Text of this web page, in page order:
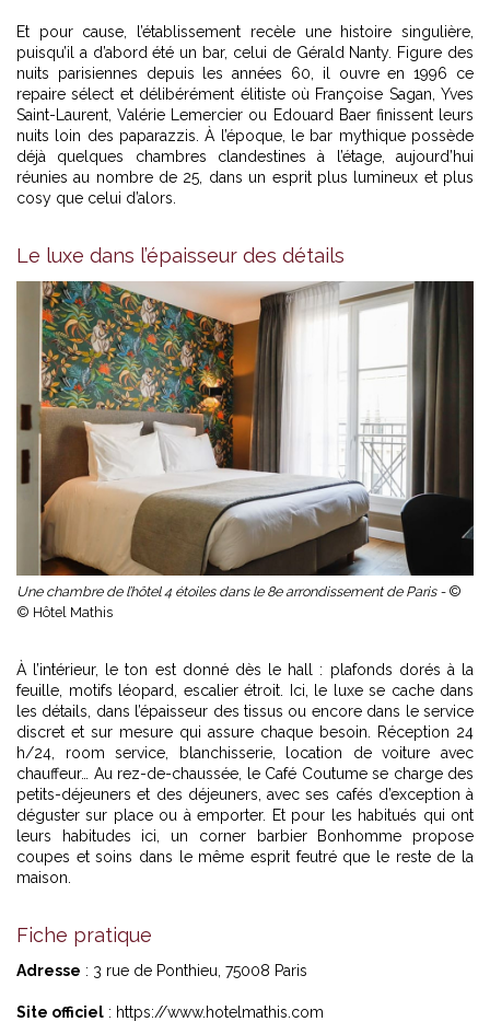
Et pour cause, l’établissement recèle une histoire singulière,
puisqu’il a d’abord été un bar, celui de Gérald Nanty. Figure des
nuits parisiennes depuis les années 60, il ouvre en 1996 ce
repaire sélect et délibérément élitiste où Françoise Sagan, Yves
Saint-Laurent, Valérie Lemercier ou Edouard Baer finissent leurs
nuits loin des paparazzis. À l’époque, le bar mythique possède
déjà quelques chambres clandestines à l’étage, aujourd’hui
réunies au nombre de 25, dans un esprit plus lumineux et plus
cosy que celui d’alors.
Le luxe dans l’épaisseur des détails
Une chambre de l’hôtel 4 étoiles dans le 8e arrondissement de Paris - ©
© Hôtel Mathis
À l’intérieur, le ton est donné dès le hall : plafonds dorés à la
feuille, motifs léopard, escalier étroit. Ici, le luxe se cache dans
les détails, dans l’épaisseur des tissus ou encore dans le service
discret et sur mesure qui assure chaque besoin. Réception 24
h/24, room service, blanchisserie, location de voiture avec
chauffeur… Au rez-de-chaussée, le Café Coutume se charge des
petits-déjeuners et des déjeuners, avec ses cafés d’exception à
déguster sur place ou à emporter. Et pour les habitués qui ont
leurs habitudes ici, un corner barbier Bonhomme propose
coupes et soins dans le même esprit feutré que le reste de la
maison.
Fiche pratique
Adresse : 3 rue de Ponthieu, 75008 Paris
Site officiel : https://www.hotelmathis.com